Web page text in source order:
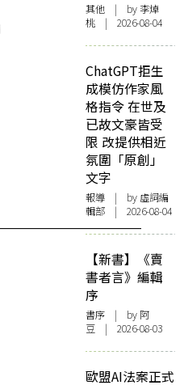
其他 | by 李焯
桃 | 2026-08-04
ChatGPT拒生
成模仿作家風
格指令 在世及
已故文豪皆受
限 改提供相近
氛圍「原創」
文字
報導 | by 虛詞編
輯部 | 2026-08-04
【新書】《賣
書者言》編輯
序
書序 | by 阿
豆 | 2026-08-03
歐盟AI法案正式